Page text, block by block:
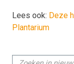
Lees ook: Deze
Plantarium